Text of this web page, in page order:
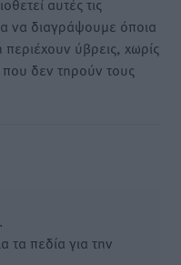
να διαγράψουμε όποια
ύβρεις, χωρίς
δεν τηρούν τους
πεδία για την